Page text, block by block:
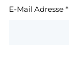
E-Mail Adresse *